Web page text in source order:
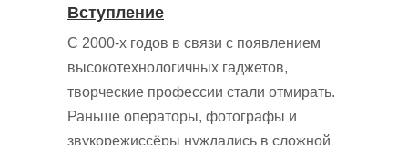
Вступление
С 2000-х годов в связи с появлением
высокотехнологичных гаджетов,
творческие профессии стали отмирать.
Раньше операторы, фотографы и
звукорежиссёры нуждались в сложной